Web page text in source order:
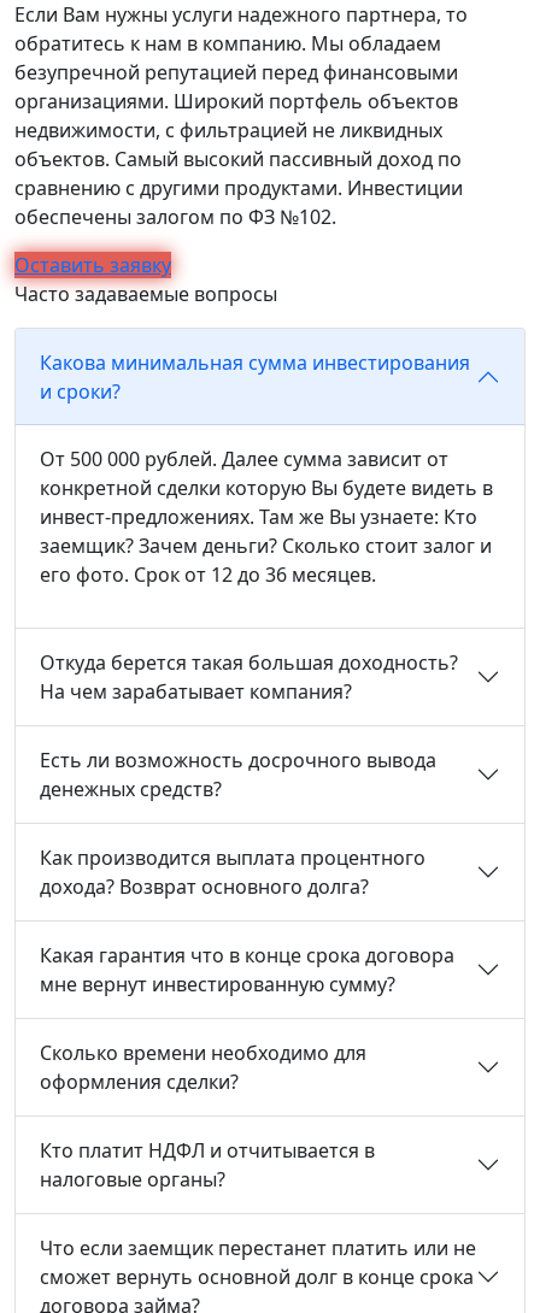
Если Вам нужны услуги надежного партнера, то
обратитесь к нам в компанию. Мы обладаем
безупречной репутацией перед финансовыми
организациями. Широкий портфель объектов
недвижимости, с фильтрацией не ликвидных
объектов. Самый высокий пассивный доход по
сравнению с другими продуктами. Инвестиции
обеспечены залогом по ФЗ №102.
Оставить заявку
Часто задаваемые вопросы
Какова минимальная сумма инвестирования
и сроки?
От 500 000 рублей. Далее сумма зависит от
конкретной сделки которую Вы будете видеть в
инвест-предложениях. Там же Вы узнаете: Кто
заемщик? Зачем деньги? Сколько стоит залог и
его фото. Срок от 12 до 36 месяцев.
Откуда берется такая большая доходность?
На чем зарабатывает компания?
Есть ли возможность досрочного вывода
денежных средств?
Как производится выплата процентного
дохода? Возврат основного долга?
Какая гарантия что в конце срока договора
мне вернут инвестированную сумму?
Сколько времени необходимо для
оформления сделки?
Кто платит НДФЛ и отчитывается в
налоговые органы?
Что если заемщик перестанет платить или не
сможет вернуть основной долг в конце срока
договора займа?